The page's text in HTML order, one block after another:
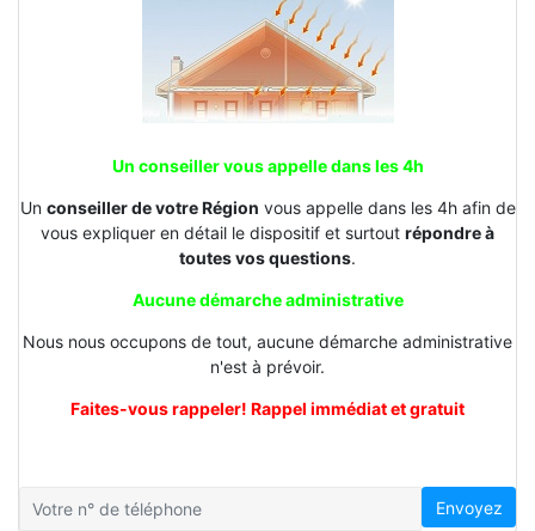
Un conseiller vous appelle dans les 4h
Un conseiller de votre Région vous appelle dans les 4h afin de
vous expliquer en détail le dispositif et surtout répondre à
toutes vos questions.
Aucune démarche administrative
Nous nous occupons de tout, aucune démarche administrative
n'est à prévoir.
Faites-vous rappeler! Rappel immédiat et gratuit
Envoyez